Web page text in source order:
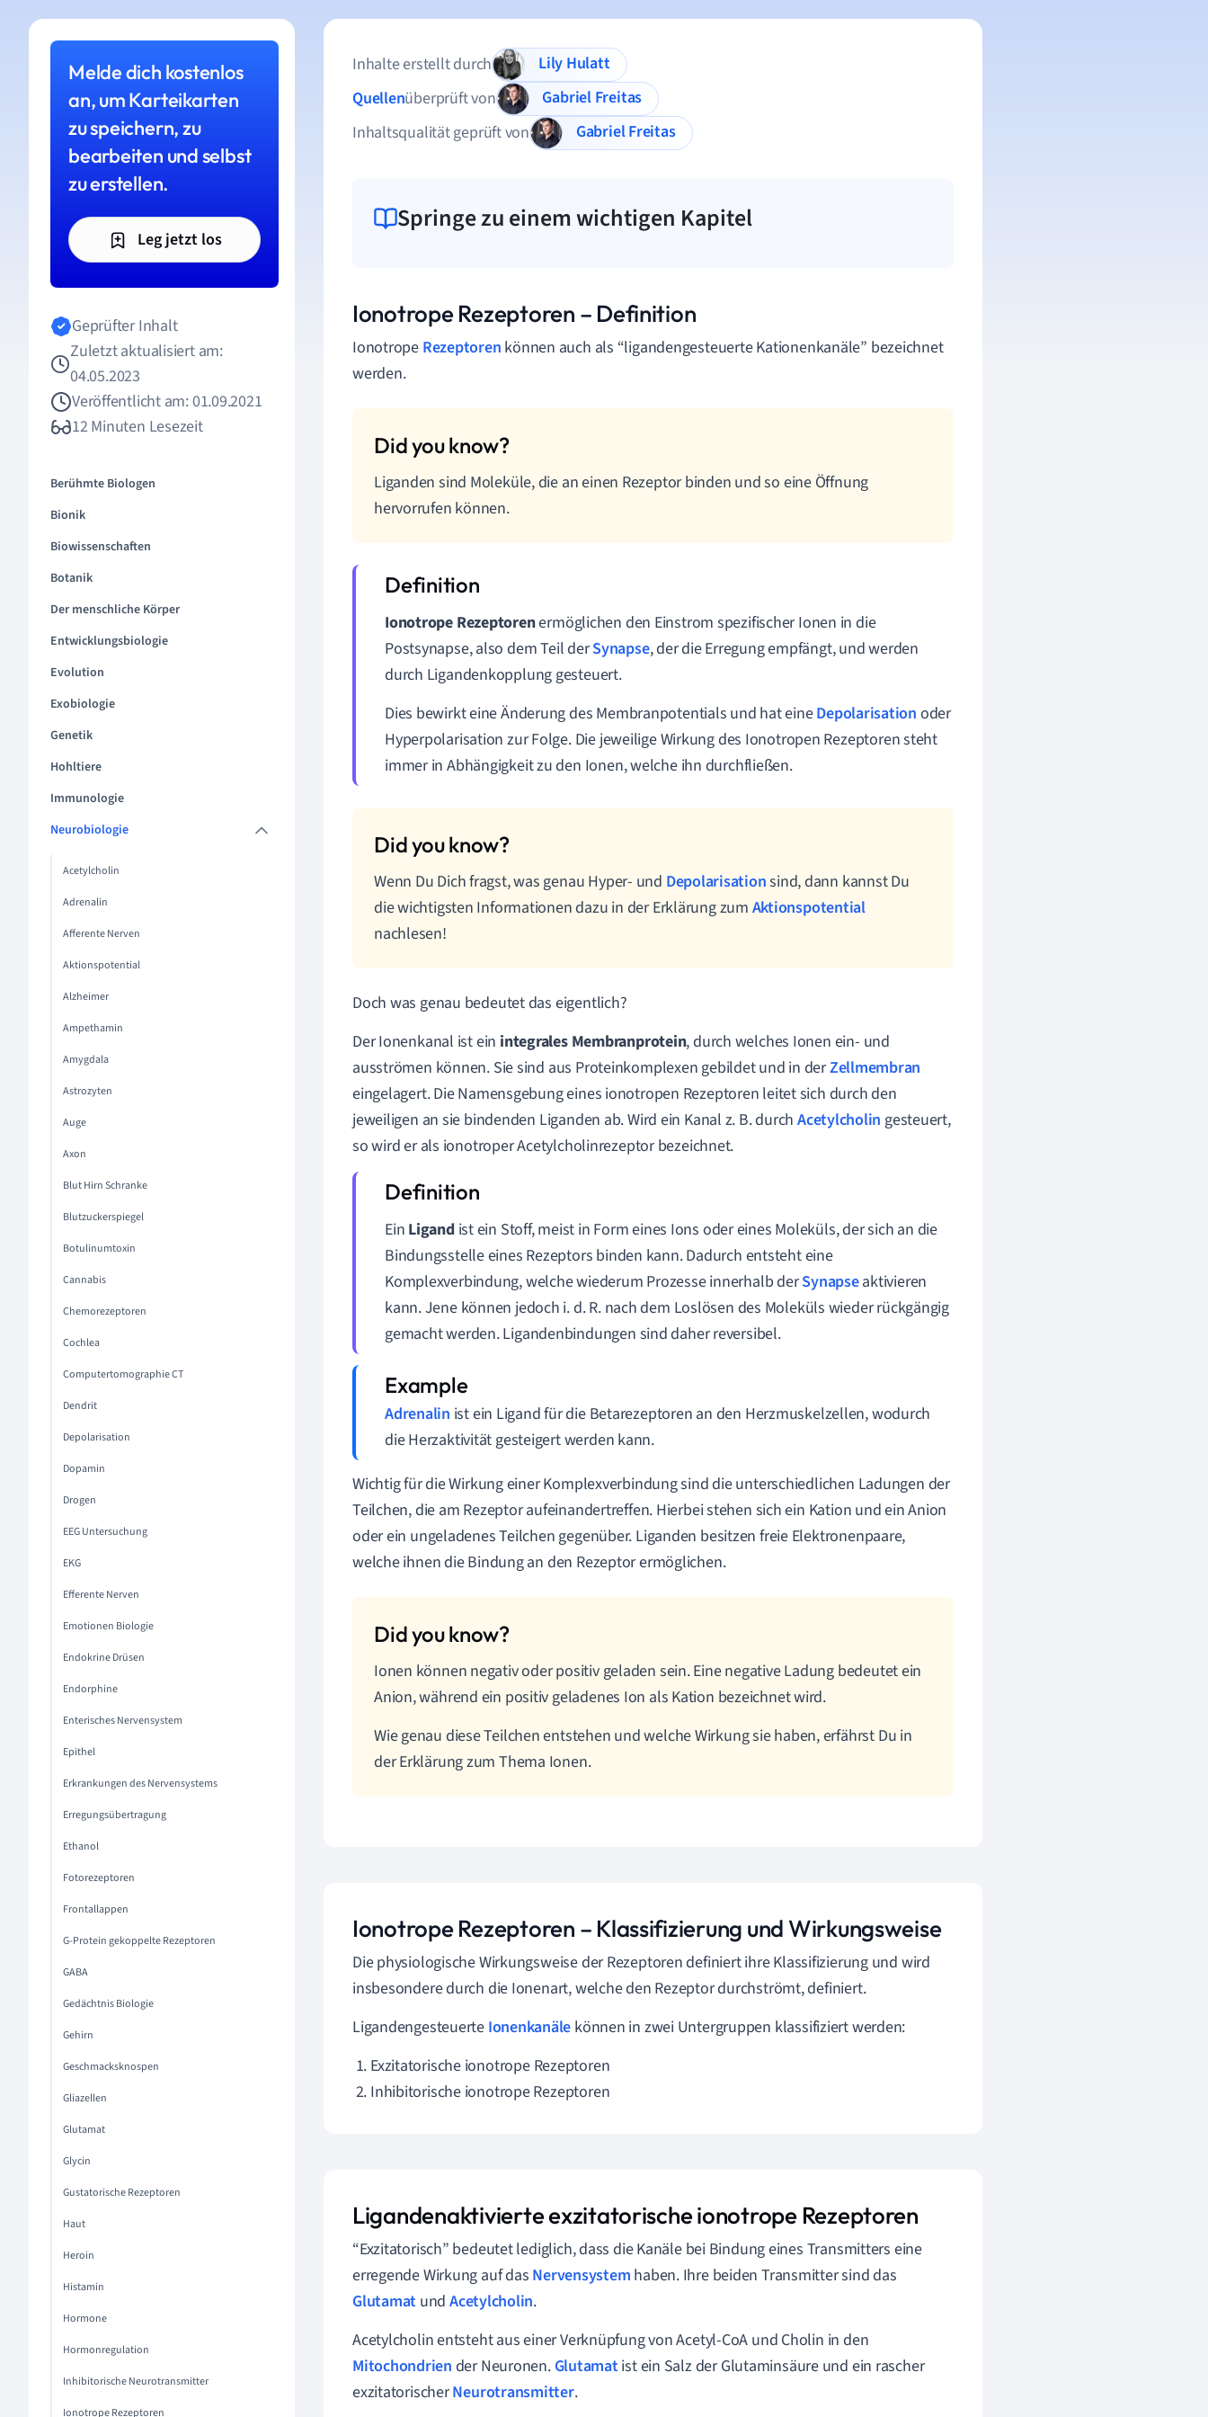
Melde dich kostenlos
an, um Karteikarten
zu speichern, zu
bearbeiten und selbst
zu erstellen.
Leg jetzt los
Geprüfter Inhalt
Zuletzt aktualisiert am:
04.05.2023
Veröffentlicht am: 01.09.2021
12 Minuten Lesezeit
Berühmte Biologen
Bionik
Biowissenschaften
Botanik
Der menschliche Körper
Entwicklungsbiologie
Evolution
Exobiologie
Genetik
Hohltiere
Immunologie
Neurobiologie
Acetylcholin
Adrenalin
Afferente Nerven
Aktionspotential
Alzheimer
Ampethamin
Amygdala
Astrozyten
Auge
Axon
Blut Hirn Schranke
Blutzuckerspiegel
Botulinumtoxin
Cannabis
Chemorezeptoren
Cochlea
Computertomographie CT
Dendrit
Depolarisation
Dopamin
Drogen
EEG Untersuchung
EKG
Efferente Nerven
Emotionen Biologie
Endokrine Drüsen
Endorphine
Enterisches Nervensystem
Epithel
Erkrankungen des Nervensystems
Erregungsübertragung
Ethanol
Fotorezeptoren
Frontallappen
G-Protein gekoppelte Rezeptoren
GABA
Gedächtnis Biologie
Gehirn
Geschmacksknospen
Gliazellen
Glutamat
Glycin
Gustatorische Rezeptoren
Haut
Heroin
Histamin
Hormone
Hormonregulation
Inhibitorische Neurotransmitter
Ionotrope Rezeptoren
Inhalte erstellt durch
Lily Hulatt
Quellenüberprüft von
Gabriel Freitas
Inhaltsqualität geprüft von
Gabriel Freitas
Springe zu einem wichtigen Kapitel
Ionotrope Rezeptoren – Definition
Ionotrope Rezeptoren können auch als “ligandengesteuerte Kationenkanäle” bezeichnet
werden.
Liganden sind Moleküle, die an einen Rezeptor binden und so eine Öffnung
hervorrufen können.
Ionotrope Rezeptorenermöglichen den Einstrom spezifischer Ionen in die
Postsynapse,also dem Teil derSynapse, der die Erregung empfängt, undwerden
durch Ligandenkopplung gesteuert.
Dies bewirkt eine Änderung des Membranpotentials und hat eineDepolarisation oder
Hyperpolarisation zur Folge. Die jeweilige Wirkung des Ionotropen Rezeptoren steht
immer in Abhängigkeit zu den Ionen, welche ihn durchfließen.
Wenn Du Dich fragst, was genau Hyper- und Depolarisationsind, dann kannst Du
die wichtigsten Informationen dazu in der Erklärung zum Aktionspotential
nachlesen!
Doch was genau bedeutet das eigentlich?
Der Ionenkanal ist ein integrales Membranprotein, durch welches Ionen ein- und
ausströmen können. Sie sind aus Proteinkomplexen gebildet und in derZellmembran
eingelagert. Die Namensgebung eines ionotropen Rezeptoren leitet sich durch den
jeweiligen an sie bindenden Liganden ab. Wird ein Kanal z. B. durchAcetylcholin gesteuert,
so wird er als ionotroper Acetylcholinrezeptor bezeichnet.
Ein Ligand istein Stoff, meist in Form eines Ions oder eines Moleküls, der sich an die
Bindungsstelle eines Rezeptors binden kann. Dadurch entsteht eine
Komplexverbindung, welche wiederum Prozesse innerhalb derSynapseaktivieren
kann. Jene können jedoch i. d. R. nach dem Loslösen des Moleküls wieder rückgängig
gemacht werden. Ligandenbindungen sind daher reversibel.
Adrenalin ist ein Ligand für die Betarezeptoren an den Herzmuskelzellen, wodurch
die Herzaktivität gesteigert werden kann.
Wichtig für die Wirkung einer Komplexverbindung sind die unterschiedlichen Ladungen der
Teilchen, die am Rezeptor aufeinandertreffen. Hierbei stehen sich ein Kation und ein Anion
oder ein ungeladenes Teilchen gegenüber. Liganden besitzen freie Elektronenpaare,
welche ihnen die Bindung an den Rezeptor ermöglichen.
Ionen können negativ oder positiv geladen sein. Eine negative Ladung bedeutet ein
Anion, während ein positiv geladenes Ion als Kation bezeichnet wird.
Wie genau diese Teilchen entstehen und welche Wirkung sie haben, erfährst Du in
der Erklärung zum Thema Ionen.
Ionotrope Rezeptoren – Klassifizierung und Wirkungsweise
Die physiologische Wirkungsweise derRezeptorendefiniert ihre Klassifizierung und wird
insbesondere durch die Ionenart, welche den Rezeptor durchströmt, definiert.
Ligandengesteuerte Ionenkanäle können in zwei Untergruppen klassifiziert werden:
Exzitatorische ionotrope Rezeptoren
Inhibitorische ionotrope Rezeptoren
Ligandenaktivierte exzitatorische ionotrope Rezeptoren
“Exzitatorisch” bedeutet lediglich, dass die Kanäle bei Bindung eines Transmitters eine
erregende Wirkung auf das Nervensystem haben. Ihre beiden Transmitter sind das
Glutamat und Acetylcholin.
Acetylcholinentsteht aus einer Verknüpfung von Acetyl-CoA und Cholin in den
Mitochondrien der Neuronen. Glutamatist ein Salz der Glutaminsäure und ein rascher
exzitatorischerNeurotransmitter.